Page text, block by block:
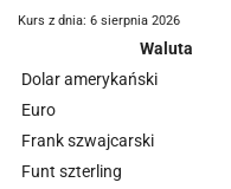
Kurs z dnia: 6 sierpnia 2026
Waluta
Dolar amerykański
Euro
Frank szwajcarski
Funt szterling